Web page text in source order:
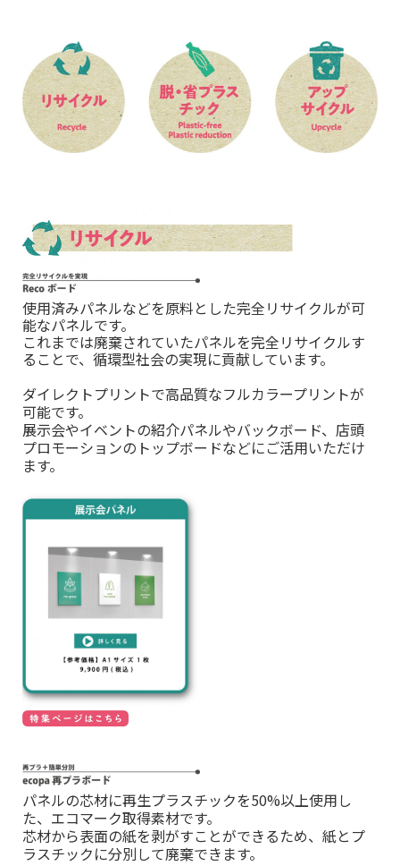
使用済みパネルなどを原料とした完全リサイクルが可
能なパネルです。
これまでは廃棄されていたパネルを完全リサイクルす
ることで、循環型社会の実現に貢献しています。
ダイレクトプリントで高品質なフルカラープリントが
可能です。
展示会やイベントの紹介パネルやバックボード、店頭
プロモーションのトップボードなどにご活用いただけ
ます。
パネルの芯材に再生プラスチックを50%以上使用し
た、エコマーク取得素材です。
芯材から表面の紙を剥がすことができるため、紙とプ
ラスチックに分別して廃棄できます。